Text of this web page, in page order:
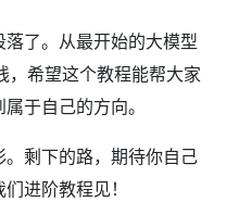
了。从最开始的大模型
，希望这个教程能帮大家
于自己的方向。
剩下的路，期待你自己
进阶教程见！